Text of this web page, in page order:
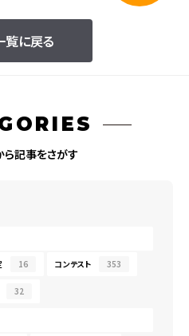
覧に戻る
ら記事をさがす
16 コンテスト 353
32